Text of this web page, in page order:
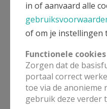
Meer
Artikel
in of aanvaard alle
of om je instellingen
Functionele cookies
Zorgen dat de
portaal correct
toe via de anonieme
gebruik deze verder